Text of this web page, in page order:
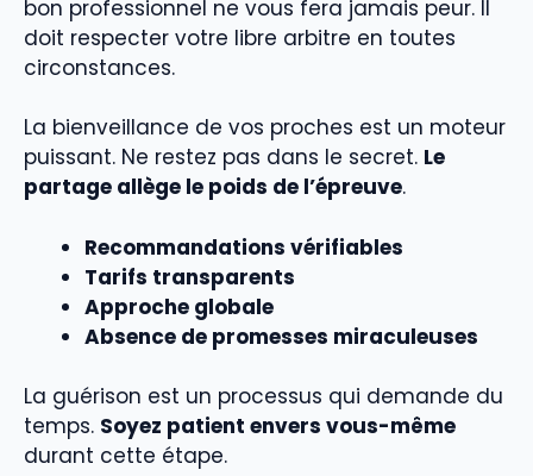
bon professionnel ne vous fera jamais peur. Il
doit respecter votre libre arbitre en toutes
circonstances.
La bienveillance de vos proches est un moteur
puissant. Ne restez pas dans le secret. Le
partage allège le poids de l’épreuve.
Recommandations vérifiables
Tarifs transparents
Approche globale
Absence de promesses miraculeuses
La guérison est un processus qui demande du
temps. Soyez patient envers vous-même
durant cette étape.